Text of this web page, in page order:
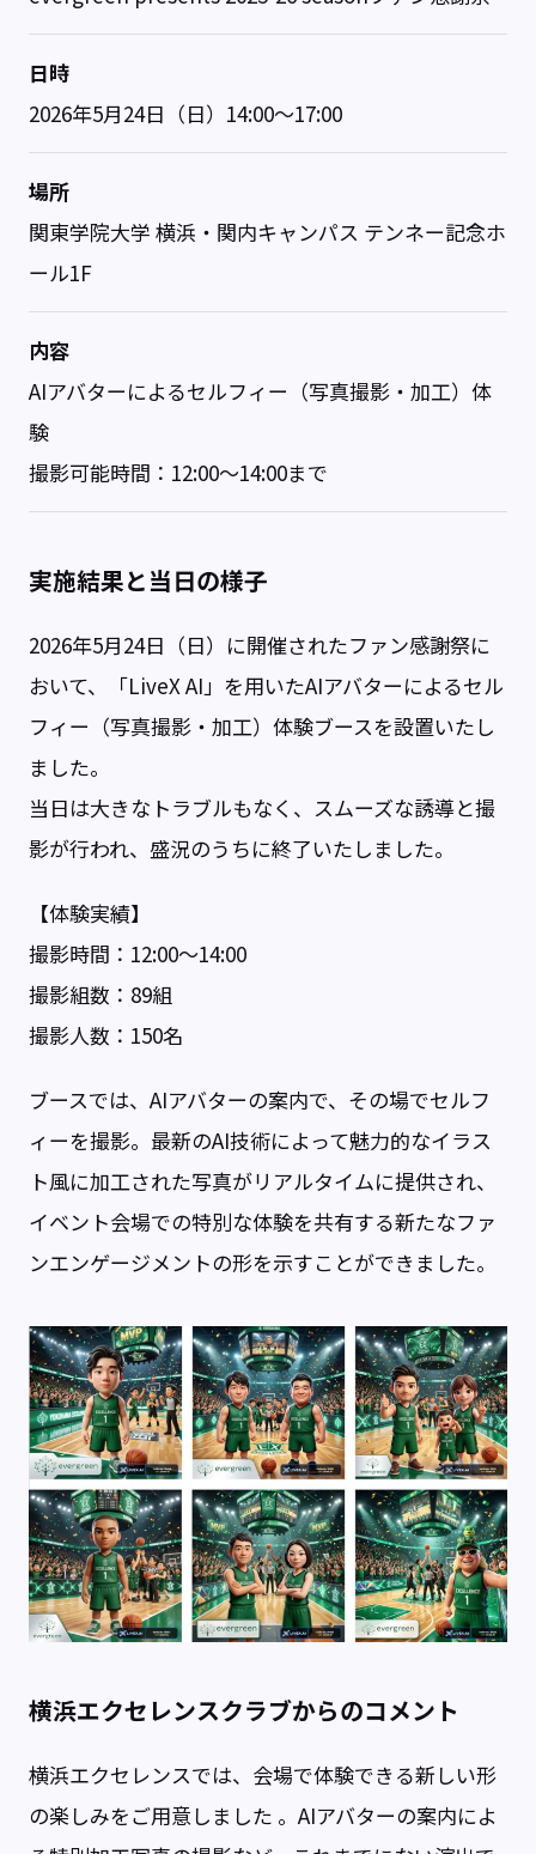
日時
2026年5月24日（日）14:00～17:00
場所
関東学院大学 横浜・関内キャンパス テンネー記念ホ
ール1F
内容
AIアバターによるセルフィー（写真撮影・加工）体
験
撮影可能時間：12:00～14:00まで
実施結果と当日の様子
2026年5月24日（日）に開催されたファン感謝祭に
おいて、「LiveX AI」を用いたAIアバターによるセル
フィー（写真撮影・加工）体験ブースを設置いたし
ました。
当日は大きなトラブルもなく、スムーズな誘導と撮
影が行われ、盛況のうちに終了いたしました。
【体験実績】
撮影時間：12:00～14:00
撮影組数：89組
撮影人数：150名
ブースでは、AIアバターの案内で、その場でセルフ
ィーを撮影。最新のAI技術によって魅力的なイラス
ト風に加工された写真がリアルタイムに提供され、
イベント会場での特別な体験を共有する新たなファ
ンエンゲージメントの形を示すことができました。
横浜エクセレンスクラブからのコメント
横浜エクセレンスでは、会場で体験できる新しい形
の楽しみをご用意しました 。AIアバターの案内によ